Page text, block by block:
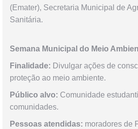
(Emater), Secretaria Municipal de
Sanitária.
Semana Municipal do Meio
Finalidade: Divulgar ações de
proteção ao meio ambiente.
Público alvo: Comunidade
comunidades.
Pessoas atendidas: moradores de